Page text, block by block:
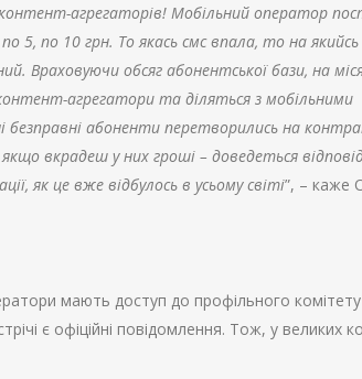
агрегаторів! Мобільний оператор
5, по 10 грн. То якась смс впала, то на якийсь
Враховуючи обсяг абонентської бази, на
агрегатори та діляться з мобільними
безправні абоненти перетворились на
вкрадеш у них гроші – доведеться
як це вже відбулось в усьому світі”, – каже
мають доступ до профільного
є офіційні повідомлення. Тож, у великих